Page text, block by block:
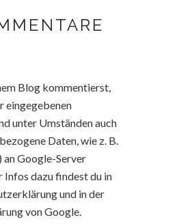
Blog kommentierst,
eingegebenen
unter Umständen auch
Daten, wie z. B.
an Google-Server
dazu findest du in
und in der
von Google.